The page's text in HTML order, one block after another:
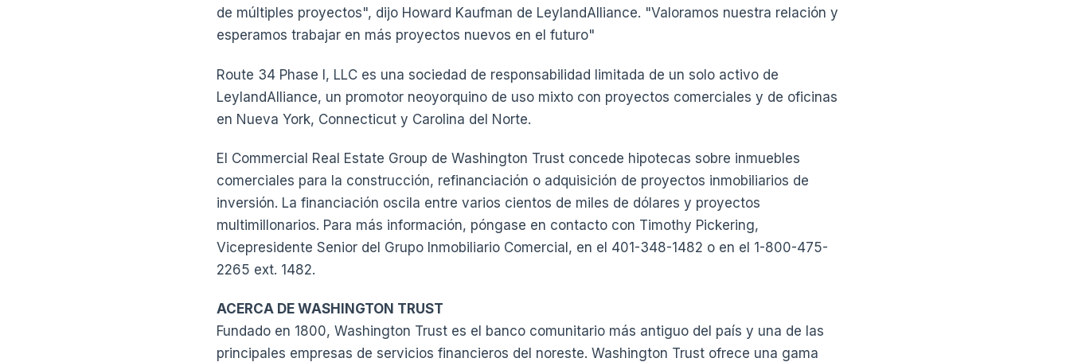
de múltiples proyectos", dijo Howard Kaufman de LeylandAlliance. "Valoramos nuestra relación y
esperamos trabajar en más proyectos nuevos en el futuro"
Route 34 Phase I, LLC es una sociedad de responsabilidad limitada de un solo activo de
LeylandAlliance, un promotor neoyorquino de uso mixto con proyectos comerciales y de oficinas
en Nueva York, Connecticut y Carolina del Norte.
El Commercial Real Estate Group de Washington Trust concede hipotecas sobre inmuebles
comerciales para la construcción, refinanciación o adquisición de proyectos inmobiliarios de
inversión. La financiación oscila entre varios cientos de miles de dólares y proyectos
multimillonarios. Para más información, póngase en contacto con Timothy Pickering,
Vicepresidente Senior del Grupo Inmobiliario Comercial, en el 401-348-1482 o en el 1-800-475-
2265 ext. 1482.
ACERCA DE WASHINGTON TRUST
Fundado en 1800, Washington Trust es el banco comunitario más antiguo del país y una de las
principales empresas de servicios financieros del noreste. Washington Trust ofrece una gama